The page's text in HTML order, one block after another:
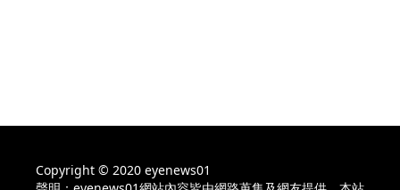
Copyright © 2020 eyenews01